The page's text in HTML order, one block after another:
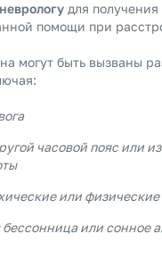
для получения
помощи при
могут быть вызваны
часовой пояс или
или физические
или сонное